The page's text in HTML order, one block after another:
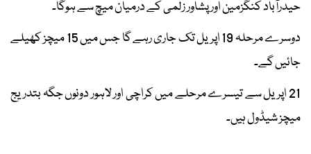
حیدرآباد کنگزمین اور پشاور زلمی کے درمیان میچ سے ہوگا۔
دوسرے مرحلہ 19 اپریل تک جاری رہے گا جس میں 15 میچز کھیلے
جائیں گے۔
21 اپریل سے تیسرے مرحلے میں کراچی اور لاہور دونوں جگہ بتدریج
میچز شیڈول ہیں۔